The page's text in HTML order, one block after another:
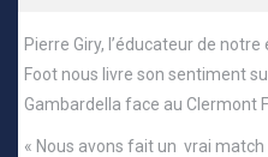
Pierre Giry, l’éducateur de
Foot nous livre son sentiment
Gambardella face au Clermont
« Nous avons fait un vrai